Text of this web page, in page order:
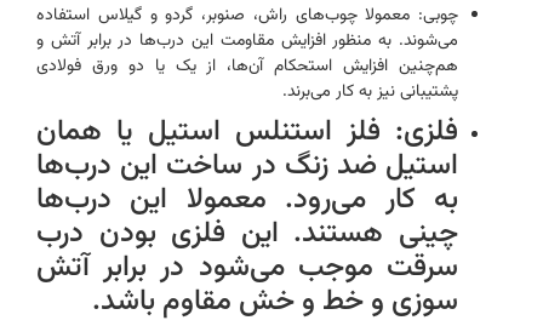
چوبی: معمولا چوب‌های راش، صنوبر، گردو و گیلاس استفاده
می‌شوند. به منظور افزایش مقاومت این درب‌ها در برابر آتش و
هم‌چنین افزایش استحکام آن‌ها، از یک یا دو ورق فولادی
پشتیبانی نیز به کار می‌برند.
فلزی: فلز استنلس استیل یا همان
استیل ضد زنگ در ساخت این درب‌ها
به کار می‌رود. معمولا این درب‌ها
چینی هستند. این فلزی بودن درب
سرقت موجب می‌شود در برابر آتش
سوزی و خط و خش مقاوم باشد.